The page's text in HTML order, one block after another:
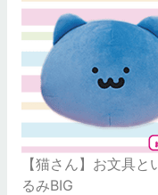
【猫さん】お文具
るみBIG